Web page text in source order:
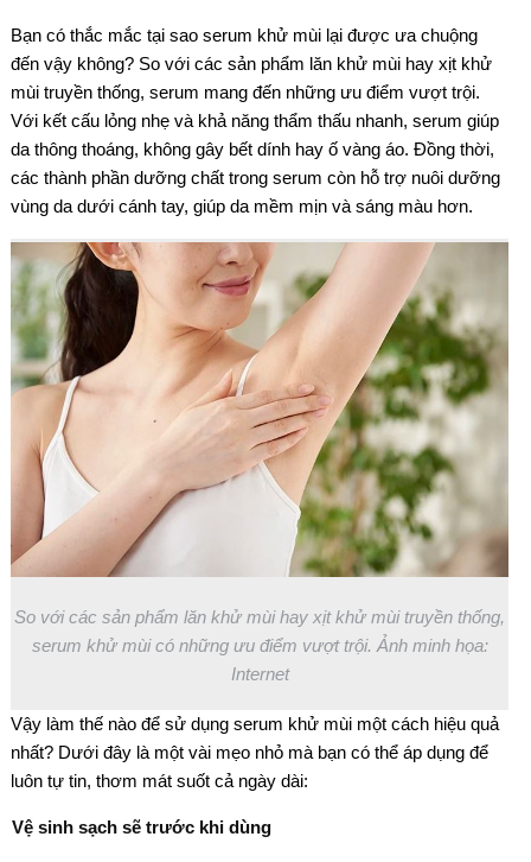
Bạn có thắc mắc tại sao serum khử mùi lại được ưa chuộng
đến vậy không? So với các sản phẩm lăn khử mùi hay xịt khử
mùi truyền thống, serum mang đến những ưu điểm vượt trội.
Với kết cấu lỏng nhẹ và khả năng thẩm thấu nhanh, serum giúp
da thông thoáng, không gây bết dính hay ố vàng áo. Đồng thời,
các thành phần dưỡng chất trong serum còn hỗ trợ nuôi dưỡng
vùng da dưới cánh tay, giúp da mềm mịn và sáng màu hơn.
So với các sản phẩm lăn khử mùi hay xịt khử mùi truyền thống,
serum khử mùi có những ưu điểm vượt trội. Ảnh minh họa:
Internet
Vậy làm thế nào để sử dụng serum khử mùi một cách hiệu quả
nhất? Dưới đây là một vài mẹo nhỏ mà bạn có thể áp dụng để
luôn tự tin, thơm mát suốt cả ngày dài:
Vệ sinh sạch sẽ trước khi dùng